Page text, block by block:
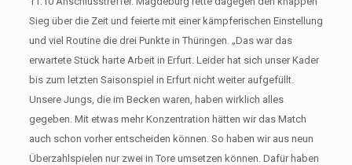
Sieg über die Zeit und feierte mit einer kämpferischen Einstellung
und viel Routine die drei Punkte in Thüringen. „Das war das
erwartete Stück harte Arbeit in Erfurt. Leider hat sich unser Kader
bis zum letzten Saisonspiel in Erfurt nicht weiter aufgefüllt.
Unsere Jungs, die im Becken waren, haben wirklich alles
gegeben. Mit etwas mehr Konzentration hätten wir das Match
auch schon vorher entscheiden können. So haben wir aus neun
Überzahlspielen nur zwei in Tore umsetzen können. Dafür haben